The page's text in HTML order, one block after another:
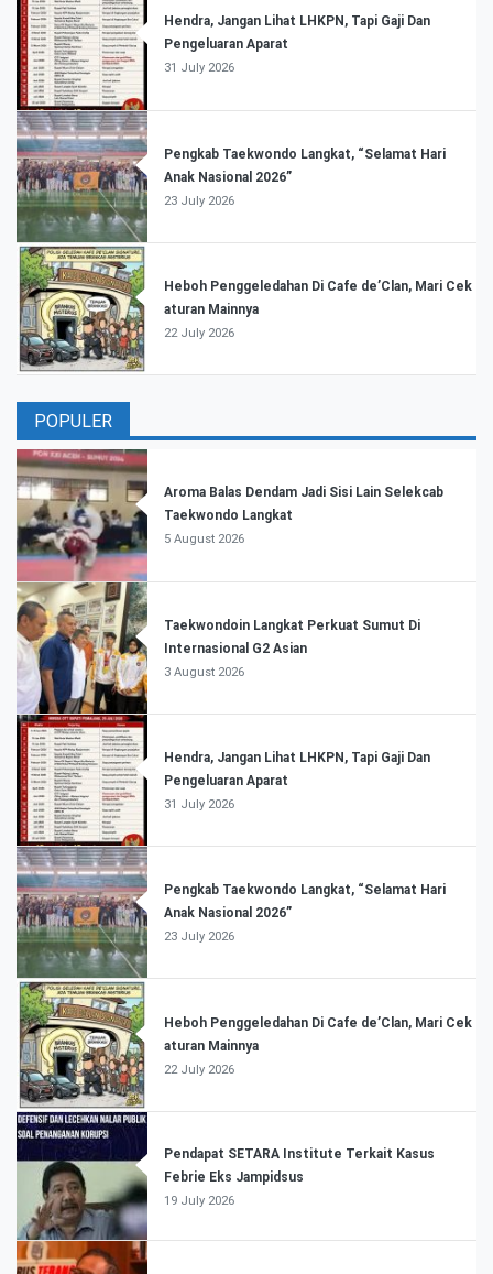
Hendra, Jangan Lihat LHKPN, Tapi Gaji Dan
Pengeluaran Aparat
31 July 2026
Pengkab Taekwondo Langkat, “Selamat Hari
Anak Nasional 2026”
23 July 2026
Heboh Penggeledahan Di Cafe de’Clan, Mari Cek
aturan Mainnya
22 July 2026
POPULER
Aroma Balas Dendam Jadi Sisi Lain Selekcab
Taekwondo Langkat
5 August 2026
Taekwondoin Langkat Perkuat Sumut Di
Internasional G2 Asian
3 August 2026
Hendra, Jangan Lihat LHKPN, Tapi Gaji Dan
Pengeluaran Aparat
31 July 2026
Pengkab Taekwondo Langkat, “Selamat Hari
Anak Nasional 2026”
23 July 2026
Heboh Penggeledahan Di Cafe de’Clan, Mari Cek
aturan Mainnya
22 July 2026
Pendapat SETARA Institute Terkait Kasus
Febrie Eks Jampidsus
19 July 2026